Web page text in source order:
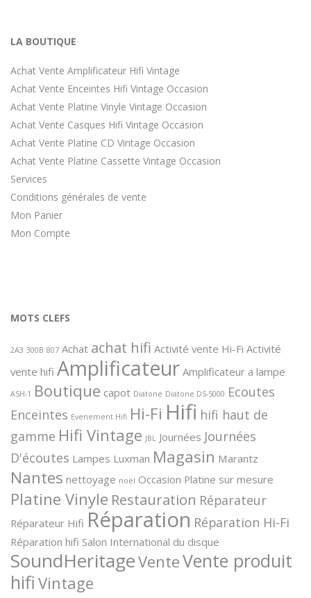
LA BOUTIQUE
Achat Vente Amplificateur Hifi Vintage
Achat Vente Enceintes Hifi Vintage Occasion
Achat Vente Platine Vinyle Vintage Occasion
Achat Vente Casques Hifi Vintage Occasion
Achat Vente Platine CD Vintage Occasion
Achat Vente Platine Cassette Vintage Occasion
Services
Conditions générales de vente
Mon Panier
Mon Compte
MOTS CLEFS
2A3 300B 807 Achat achat hifi Activité vente Hi-Fi Activité
vente hifi Amplificateur Amplificateur a lampe
ASH-1 Boutique capot Diatone Diatone DS-5000 Ecoutes
Enceintes Evenement Hifi Hi-Fi Hifi hifi haut de
gamme Hifi Vintage JBL Journées Journées
D'écoutes Lampes Luxman Magasin Marantz
Nantes nettoyage noël Occasion Platine sur mesure
Platine Vinyle Restauration Réparateur
Réparateur Hifi Réparation Réparation Hi-Fi
Réparation hifi Salon International du disque
SoundHeritageVenteVente produit
hifi Vintage